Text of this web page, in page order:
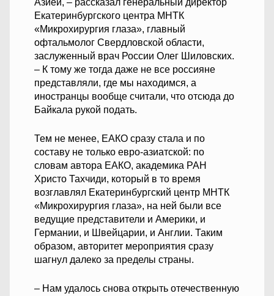
Азией, – рассказал генеральный директор
Екатеринбургского центра МНТК
«Микрохирургия глаза», главный
офтальмолог Свердловской области,
заслуженный врач России Олег Шиловских.
– К тому же тогда даже не все россияне
представляли, где мы находимся, а
иностранцы вообще считали, что отсюда до
Байкала рукой подать.
Тем не менее, ЕАКО сразу стала и по
составу не только евро-азиатской: по
словам автора ЕАКО, академика РАН
Христо Тахчиди, который в то время
возглавлял Екатеринбургский центр МНТК
«Микрохирургия глаза», на ней были все
ведущие представители и Америки, и
Германии, и Швейцарии, и Англии. Таким
образом, авторитет мероприятия сразу
шагнул далеко за пределы страны.
– Нам удалось снова открыть отечественную